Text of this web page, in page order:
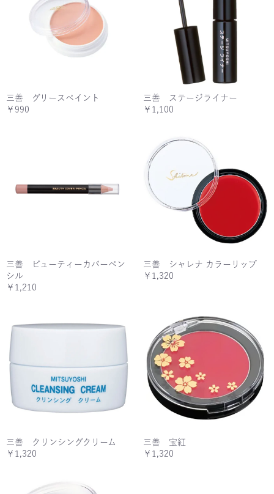
三善 グリースペイント
￥990
三善 ステージライナー
￥1,100
三善 ビューティーカバーペン
シル
￥1,210
三善 シャレナ カラーリップ
￥1,320
三善 クリンシングクリーム
￥1,320
三善 宝紅
￥1,320